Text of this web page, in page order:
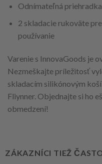
Odnímateľná priehradka
2 skladacie rukoväte
používanie
Varenie s InnovaGoods je
Nezmeškajte príležitosť
skladacím silikónovým
Fliynner. Objednajte si ho
obmedzení!
ZÁKAZNÍCI TIEŽ